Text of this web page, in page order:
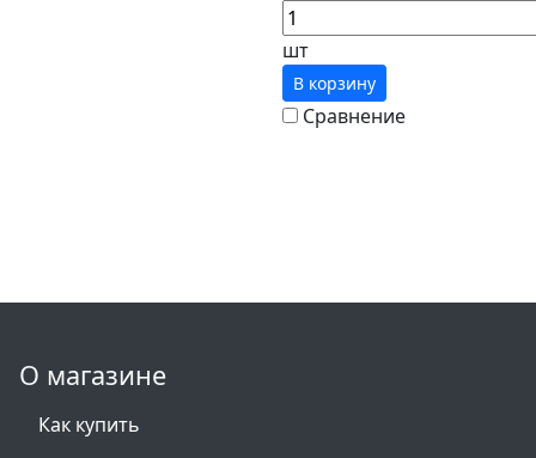
шт
В корзину
Сравнение
О магазине
Как купить